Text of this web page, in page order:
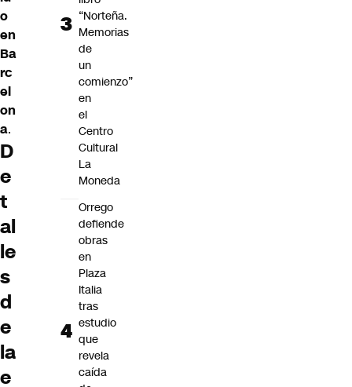
o
en
Ba
rc
el
on
a.
D
e
t
al
le
s
d
e
la
e
“Norteña.
Memorias
de
un
comienzo”
en
el
Centro
Cultural
La
Moneda
Orrego
defiende
obras
en
Plaza
Italia
tras
estudio
que
revela
caída